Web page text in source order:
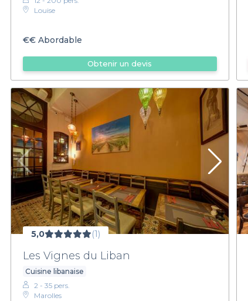
Louise
€€ Abordable
Obtenir un devis
5,0 (1)
Les Vignes du Liban
Cuisine libanaise
2 - 35 pers.
Marolles